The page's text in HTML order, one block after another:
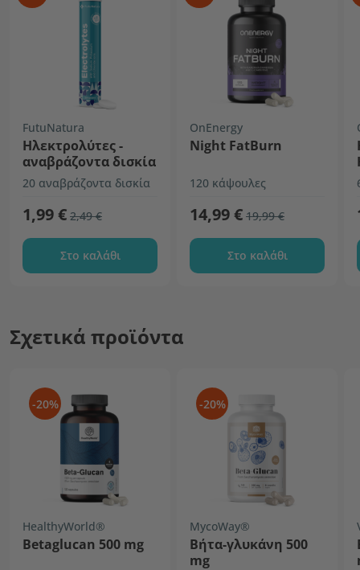
FutuNatura
Ηλεκτρολύτες -
αναβράζοντα δισκία
20 αναβράζοντα δισκία
1,99 € 2,49 €
Στο καλάθι
OnEnergy
Night FatBurn
120 κάψουλες
14,99 € 19,99 €
Στο καλάθι
Σχετικά προϊόντα
-20%
HealthyWorld®
Βetaglucan 500 mg
-20%
MycoWay®
Βήτα-γλυκάνη 500
mg